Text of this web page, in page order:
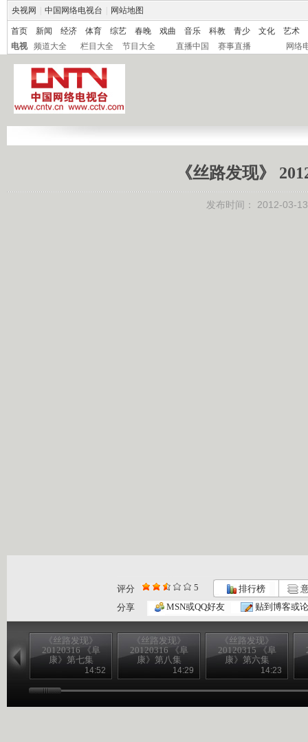
央视网 中国网络电视台 网站地图
首页 新闻 经济 体育 综艺 春晚 戏曲 音乐 科教 青少 文化
艺术
电视
频道大全 栏目大全 节目大全 直播中国 赛事直播 网络
《丝路发现》
发布时间： 2012-03-
评分 5 排行榜
分享
MSN或QQ好友 贴到博客或
《丝路发现》
20120316 《阜
康》第七集
14:52
《丝路发现》
20120316 《阜
康》第八集
14:29
《丝路发现》
20120315 《阜
康》第六集
14:23